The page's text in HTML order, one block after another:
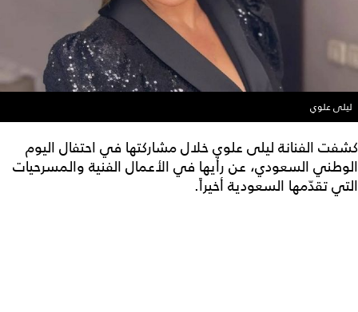
ليلى علوي
كشفت الفنانة ليلى علوي خلال مشاركتها في احتفال اليوم
الوطني السعودي، عن رأيها في الأعمال الفنية والمسرحيات
التي تقدّمها السعودية أخيراً.